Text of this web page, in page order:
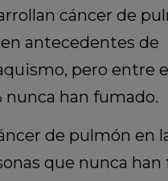
cáncer de
antecedentes de
pero entre
nunca han fumado.
de pulmón en
que nunca han